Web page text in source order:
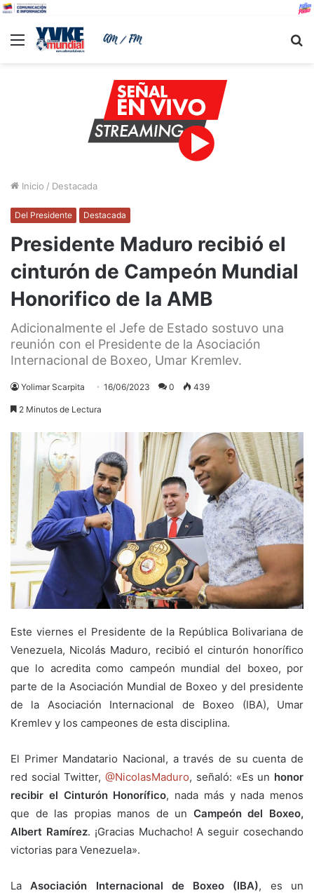
Menu
Inicio / Destacada
Del Presidente Destacada
Presidente Maduro recibió el
cinturón de Campeón Mundial
Honorifico de la AMB
Adicionalmente el Jefe de Estado sostuvo una
reunión con el Presidente de la Asociación
Internacional de Boxeo, Umar Kremlev.
Yolimar Scarpita 16/06/2023 0 439
2 Minutos de Lectura
Este viernes el Presidente de la República Bolivariana de
Venezuela, Nicolás Maduro, recibió el cinturón honorífico
que lo acredita como campeón mundial del boxeo, por
parte de la Asociación Mundial de Boxeo y del presidente
de la Asociación Internacional de Boxeo (IBA), Umar
Kremlev y los campeones de esta disciplina.
El Primer Mandatario Nacional, a través de su cuenta de
red social Twitter,@NicolasMaduro, señaló: «Es un honor
recibir el Cinturón Honorífico, nada más y nada menos
que de las propias manos de un Campeón del Boxeo,
Albert Ramírez. ¡Gracias Muchacho! A seguir cosechando
victorias para Venezuela».
LaAsociación Internacional de Boxeo (IBA), es un